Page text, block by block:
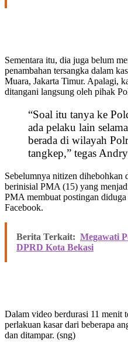
Sementara itu, dia juga belum
penambahan tersangka dalam
Muara, Jakarta Timur. Apalagi,
ditangani langsung oleh pihak
“Soal itu tanya ke
ada pelaku lain
berada di wilayah
tangkep,” tegas
Sebelumnya nitizen dihebohkan
berinisial PMA (15) yang
PMA membuat postingan
Facebook.
Berita Terkait: Megawati
DPRD Kota Bekasi
Dalam video berdurasi 11 menit
perlakuan kasar dari beberapa
dan ditampar. (sng)